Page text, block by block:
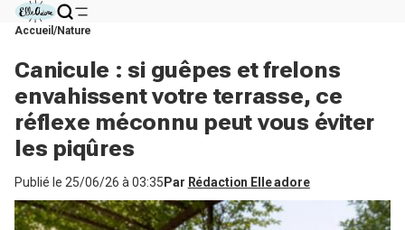
Accueil Nature
Canicule : si guêpes et frelons
envahissent votre terrasse, ce
réflexe méconnu peut vous éviter
les piqûres
Publié le 25/06/26 à 03:35 Par Rédaction Elle adore